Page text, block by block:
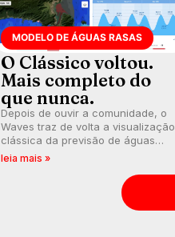
MODELO DE ÁGUAS RASAS
O Clássico voltou.
Mais completo do
que nunca.
Depois de ouvir a comunidade, o
Waves traz de volta a visualização
clássica da previsão de águas
rasas, agora integrada à nova
leia mais »